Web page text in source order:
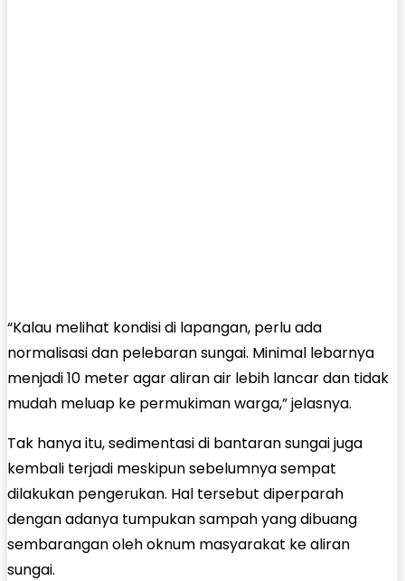
“Kalau melihat kondisi di lapangan, perlu ada
normalisasi dan pelebaran sungai. Minimal lebarnya
menjadi 10 meter agar aliran air lebih lancar dan tidak
mudah meluap ke permukiman warga,” jelasnya.
Tak hanya itu, sedimentasi di bantaran sungai juga
kembali terjadi meskipun sebelumnya sempat
dilakukan pengerukan. Hal tersebut diperparah
dengan adanya tumpukan sampah yang dibuang
sembarangan oleh oknum masyarakat ke aliran
sungai.